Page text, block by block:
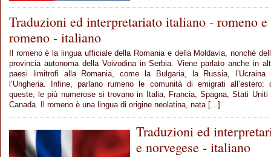
Traduzioni ed interpretariato italiano - romeno e
romeno - italiano
Il romeno è la lingua ufficiale della Romania e della Moldavia, nonché
provincia autonoma della Voivodina in Serbia. Viene parlato anche in
paesi limitrofi alla Romania, come la Bulgaria, la Russia, l’Ucraina
l’Ungheria. Infine, parlano rumeno le comunità di emigrati all’estero:
queste, le più numerose si trovano in Italia, Francia, Spagna, Stati Uniti
Canada. Il romeno è una lingua di origine neolatina, nata [...]
Traduzioni ed
e norvegese - italiano